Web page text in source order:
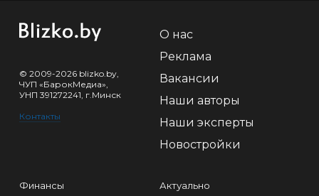
© 2009-2026 blizko.by,
ЧУП «БарокМедиа»,
УНП 391272241, г.Минск
Контакты
О нас
Реклама
Вакансии
Наши авторы
Наши эксперты
Новостройки
Финансы
Актуально